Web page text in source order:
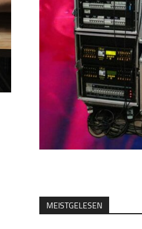
MEISTGELESEN